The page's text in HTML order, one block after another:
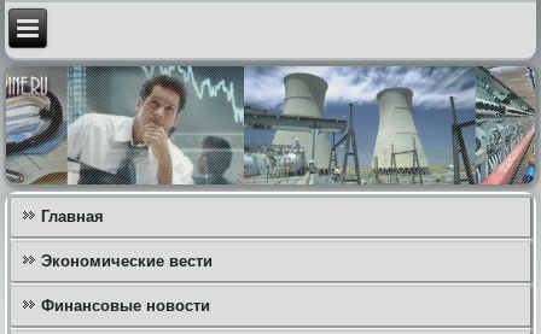
Главная
Экономические вести
Финансовые новости